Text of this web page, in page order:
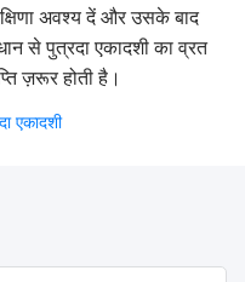
अवश्य दें और उसके बाद
से पुत्रदा एकादशी का व्रत
ज़रूर होती है।
एकादशी